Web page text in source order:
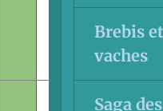
Brebis et
vaches
Saga des